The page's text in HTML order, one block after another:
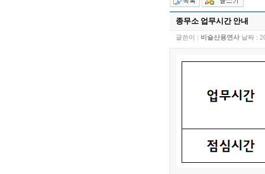
종무소 업무시간 안내
글쓴이 : 비슬산용연사 날짜 :